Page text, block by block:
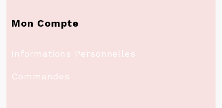
Mon Compte
Informations Personnelles
Commandes